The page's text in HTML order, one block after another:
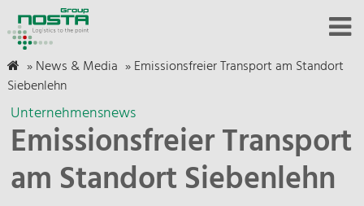
»News & Media »Emissionsfreier Transport am Standort
Siebenlehn
Unternehmensnews
Emissionsfreier Transport
am Standort Siebenlehn